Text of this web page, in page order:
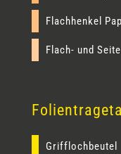
Flachhenkel
Flach- und
Grifflochbeutel